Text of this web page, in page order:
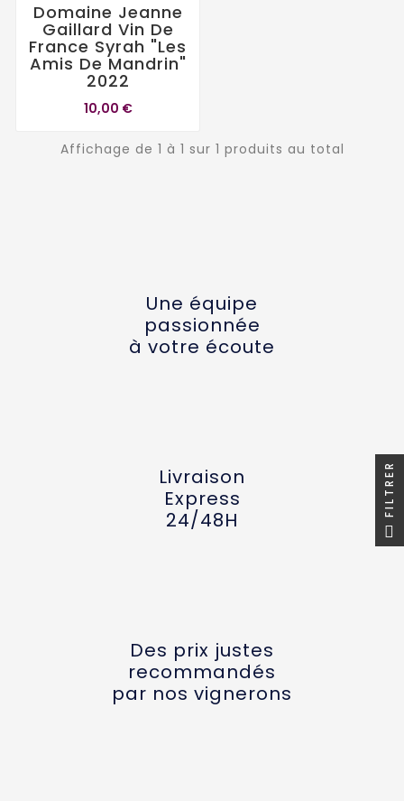
Domaine Jeanne
Gaillard Vin De
France Syrah "Les
Amis De Mandrin"
2022
10,00 €
Affichage de 1 à 1 sur 1 produits au total
Une équipe
passionnée
à votre écoute
Livraison
Express
24/48H
Des prix justes
recommandés
par nos vignerons
FILTRER